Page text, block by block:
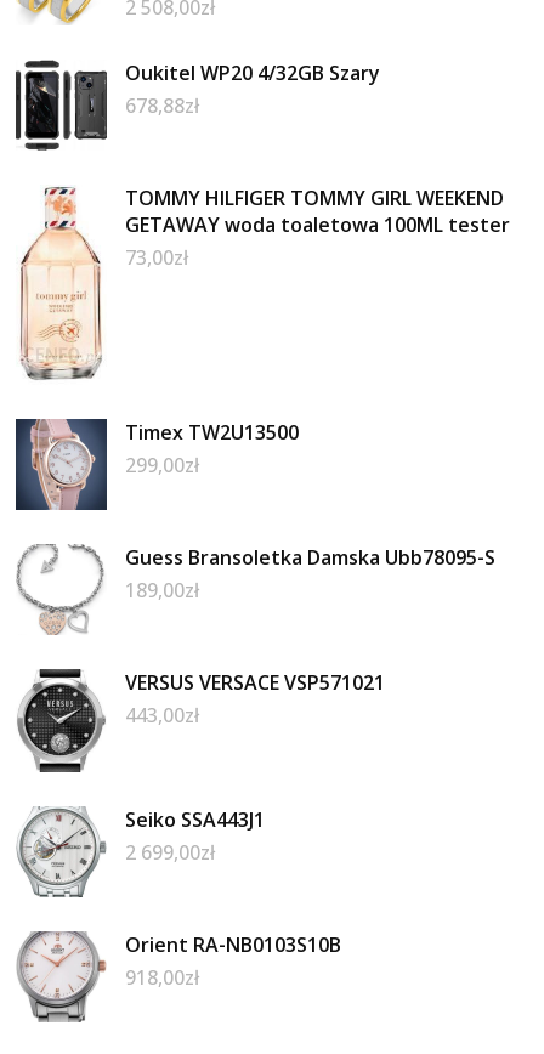
2 508,00zł
Oukitel WP20 4/32GB Szary
678,88zł
TOMMY HILFIGER TOMMY GIRL WEEKEND
GETAWAY woda toaletowa 100ML tester
73,00zł
Timex TW2U13500
299,00zł
Guess Bransoletka Damska Ubb78095-S
189,00zł
VERSUS VERSACE VSP571021
443,00zł
Seiko SSA443J1
2 699,00zł
Orient RA-NB0103S10B
918,00zł